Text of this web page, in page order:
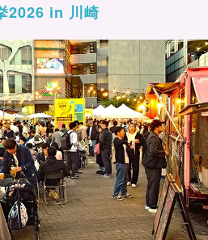
2026 in 川崎